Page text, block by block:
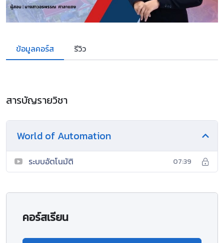
ข้อมูลคอร์ส รีวิว
สารบัญรายวิชา
World of Automation
ระบบอัตโนมัติ 07:39
คอร์สเรียน